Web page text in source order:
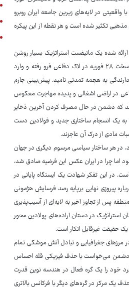
در لایه‌های زیرین جامعه ایران روبرو
تکثیر شده است و هر نقطه از این پیکره
شده یک مانیفست استراتژیک بسیار روشن
دیده می‌شود؛ رهبری جدید برخلاف تصور واشنگتن و تل‌آویو که گمان می‌کردند، ایران پس از ضربه سخت ۲۸ فوریه در لاک دفاعی فرو رفته و وارد
به هجمه تمدنی نامید. پیش‌بینی جازم
در اراضی اشغالی و پدیده مهاجرت معکوس
که دشمن در حال مصرف کردن آخرین ذخایر
به یک انسجام ساختاری جدید و فولادین دست
مادی از درک آن عاجزند.
در هر ساختار سیاسی مرسوم دیگری در جهان
اما چرا در ایران عکس این فرضیه صادق شد،
در این تفکر شهادت یک ایستگاه پایانی در
پیروزی نهایی برپایه رصد فرسایش هژمونی
پس از تجاوز اخیر به لایه‌ای از آسیب‌پذیری
در دستان اراده‌های پولادین محور
حقیقت غیرقابل انکار است.
مرزهای جغرافیایی و تبادل آتش موشکی تمام
دشمن می‌خواست با حذف فیزیکی قله احساس
خود را یک گره فعال در هندسه نوین قدرت
که با حذف یک مرکز در گره‌های دیگر با فرکانس بالاتری